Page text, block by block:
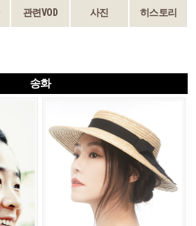
관련VOD 사진 히스토리
송화